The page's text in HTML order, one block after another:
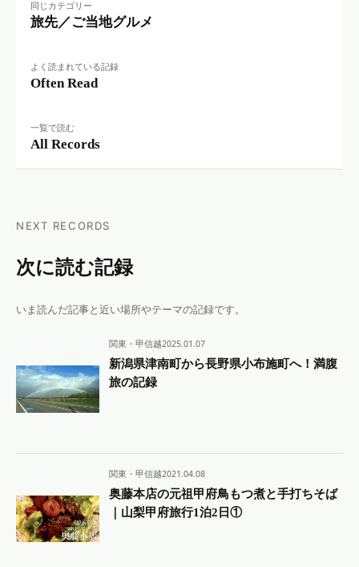
同じカテゴリー
旅先／ご当地グルメ
よく読まれている記録
Often Read
一覧で読む
All Records
NEXT RECORDS
次に読む記録
いま読んだ記事と近い場所やテーマの記録です。
関東・甲信越2025.01.07
新潟県津南町から長野県小布施町へ！満腹
旅の記録
関東・甲信越2021.04.08
奥藤本店の元祖甲府鳥もつ煮と手打ちそば
｜山梨甲府旅行1泊2日①